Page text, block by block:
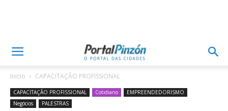
Inicio CAPACITAÇÃO PROFISSIONAL
CAPACITAÇÃO PROFISSIONAL Cotidiano
EMPREENDEDORISMO
Negócios
PALESTRAS